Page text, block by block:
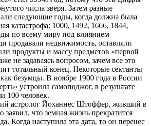
числа зверя. Затем разные
следующие годы, когда должна была
катастрофа: 1000, 1492, 1666, 1844,
по всему миру под влиянием
продавали недвижимость, оставляли
продукты и массу предметов «первой
не задаваясь вопросом, зачем все это
тотальный конец. Некоторые сектанты
безумцы. В ноябре 1900 года в России
устроила самоподжог, в результате
100 человек.
астролог Йоханнес Штоффер, живший в
что земная жизнь прекратится
Когда наступила эта дата, то он перенес